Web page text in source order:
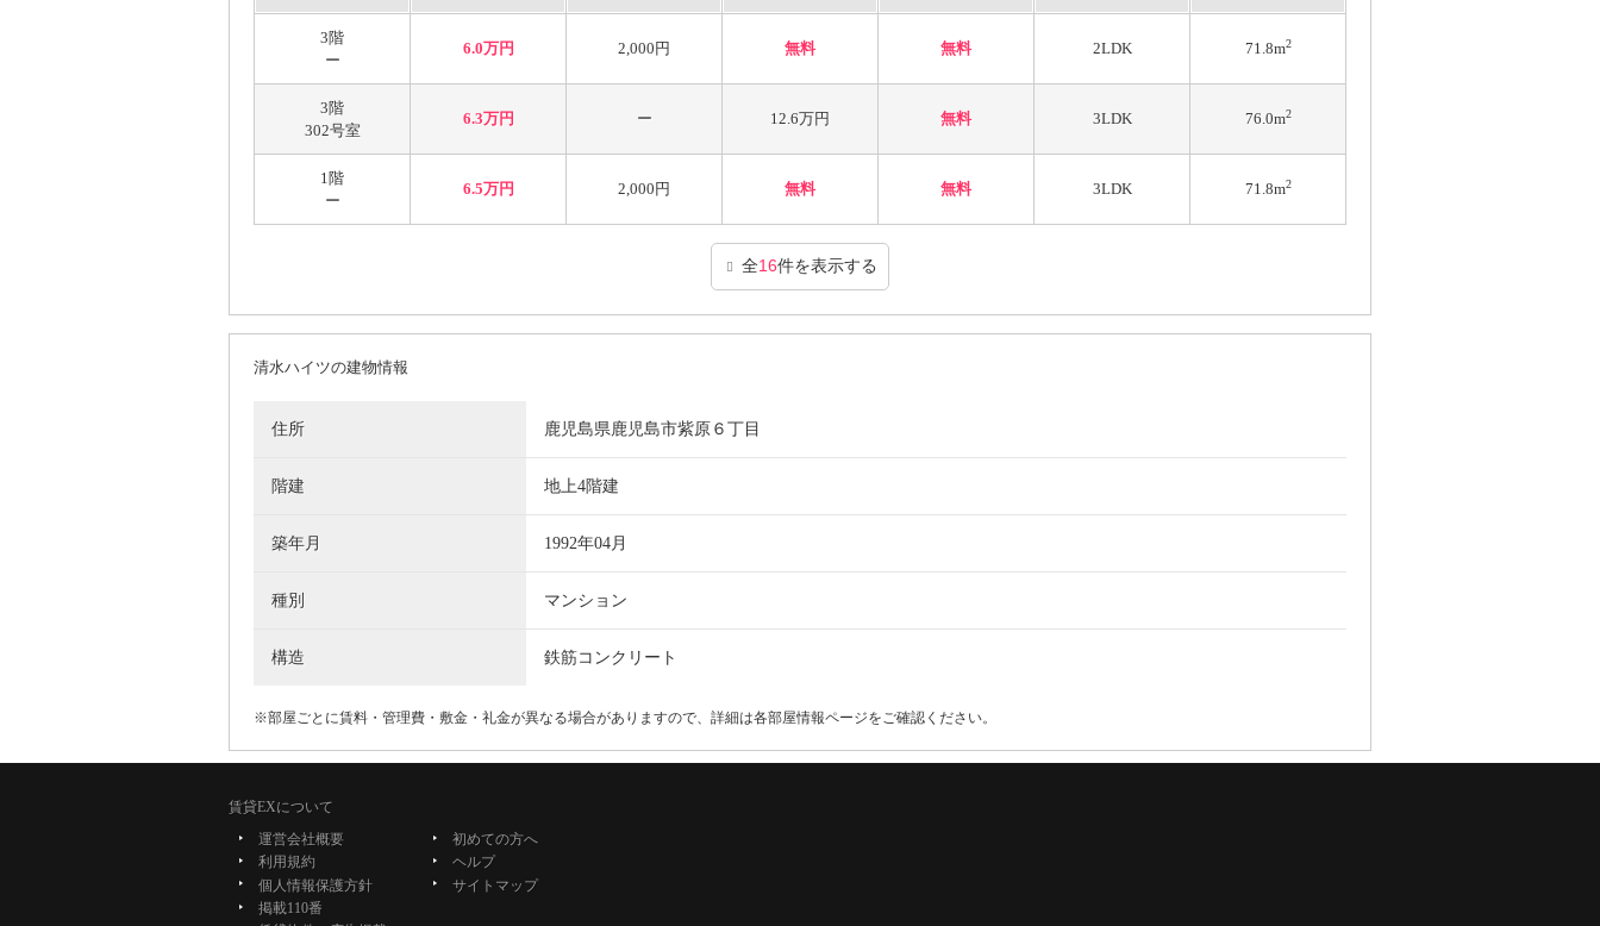
3階
ー
6.0万円 2,000円 無料 無料 2LDK 71.8m2
3階
302号室
6.3万円 ー 12.6万円 無料 3LDK 76.0m2
1階
ー
6.5万円 2,000円 無料 無料 3LDK 71.8m2
全16件を表示する
清水ハイツの建物情報
住所 鹿児島県鹿児島市紫原６丁目
階建 地上4階建
築年月 1992年04月
種別 マンション
構造 鉄筋コンクリート
※部屋ごとに賃料・管理費・敷金・礼金が異なる場合がありますので、詳細は各部屋情報ページをご確認ください。
賃貸EXについて
運営会社概要
利用規約
個人情報保護方針
掲載110番
初めての方へ
ヘルプ
サイトマップ